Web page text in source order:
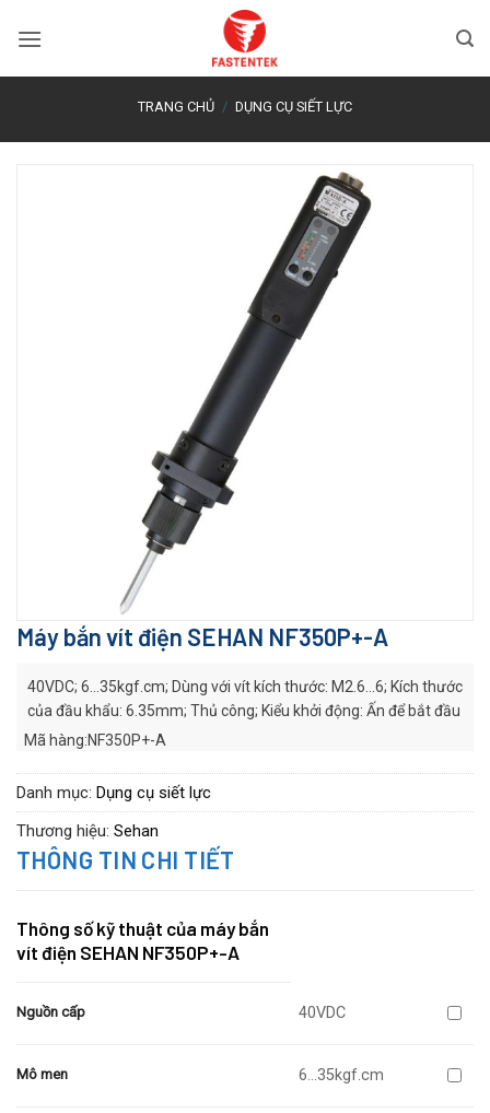
qua
TRANG CHỦ / DỤNG CỤ SIẾT LỰC
Máy bắn vít điện SEHAN NF350P+-A
40VDC; 6…35kgf.cm; Dùng với vít kích thước: M2.6…6; Kích thước
của đầu khẩu: 6.35mm; Thủ công; Kiểu khởi động: Ấn để bắt đầu
Mã hàng:NF350P+-A
Series:NF series
Danh mục: Dụng cụ siết lực
Thương hiệu: Sehan
THÔNG TIN CHI TIẾT
Thông số kỹ thuật của máy bắn
vít điện SEHAN NF350P+-A
Nguồn cấp 40VDC
Mô men 6…35kgf.cm